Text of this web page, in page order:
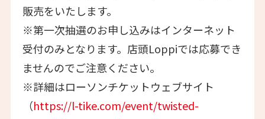
販売をいたします。
※第⼀次抽選のお申し込みはインターネット
受付のみとなります。店頭Loppiでは応募でき
ませんのでご注意ください。
※詳細はローソンチケットウェブサイト
（https://l-tike.com/event/twisted-